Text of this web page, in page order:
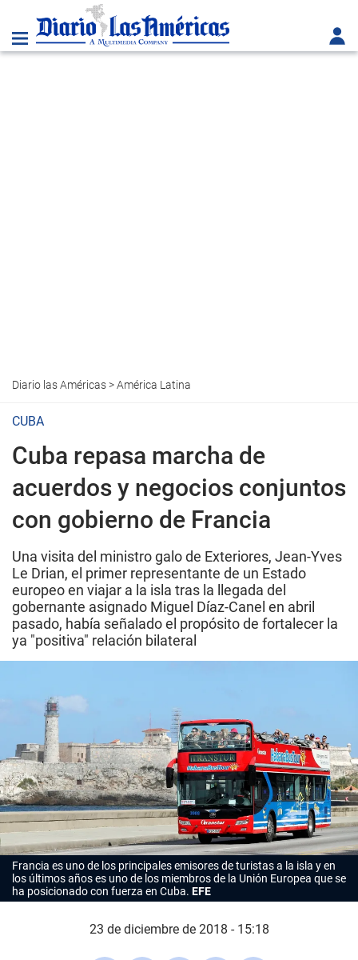
Diario las Américas>América Latina
CUBA
Cuba repasa marcha de
acuerdos y negocios conjuntos
con gobierno de Francia
Una visita del ministro galo de Exteriores, Jean-Yves
Le Drian, el primer representante de un Estado
europeo en viajar a la isla tras la llegada del
gobernante asignado Miguel Díaz-Canel en abril
pasado, había señalado el propósito de fortalecer la
ya "positiva" relación bilateral
Francia es uno de los principales emisores de turistas a la isla y en
los últimos años es uno de los miembros de la Unión Europea que se
ha posicionado con fuerza en Cuba. EFE
23 de diciembre de 2018 - 15:18